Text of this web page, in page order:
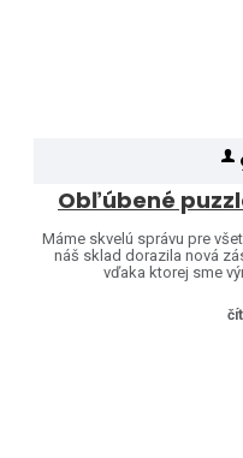
Máme skvelú správu pre
náš sklad dorazila nová
vďaka ktorej sme